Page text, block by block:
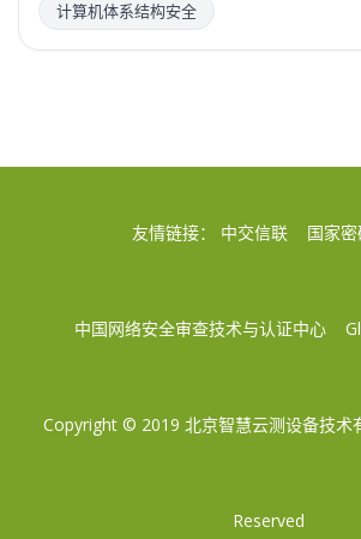
计算机体系结构安全
友情链接： 中交信联 国家
中国网络安全审查技术与认证中心
Copyright © 2019 北京智慧云测设备技术
Reserved